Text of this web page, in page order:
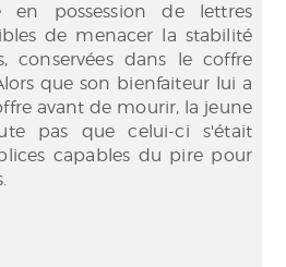
en possession de lettres
de menacer la stabilité
conservées dans le coffre
que son bienfaiteur lui a
avant de mourir, la jeune
pas que celui-ci s'était
capables du pire pour